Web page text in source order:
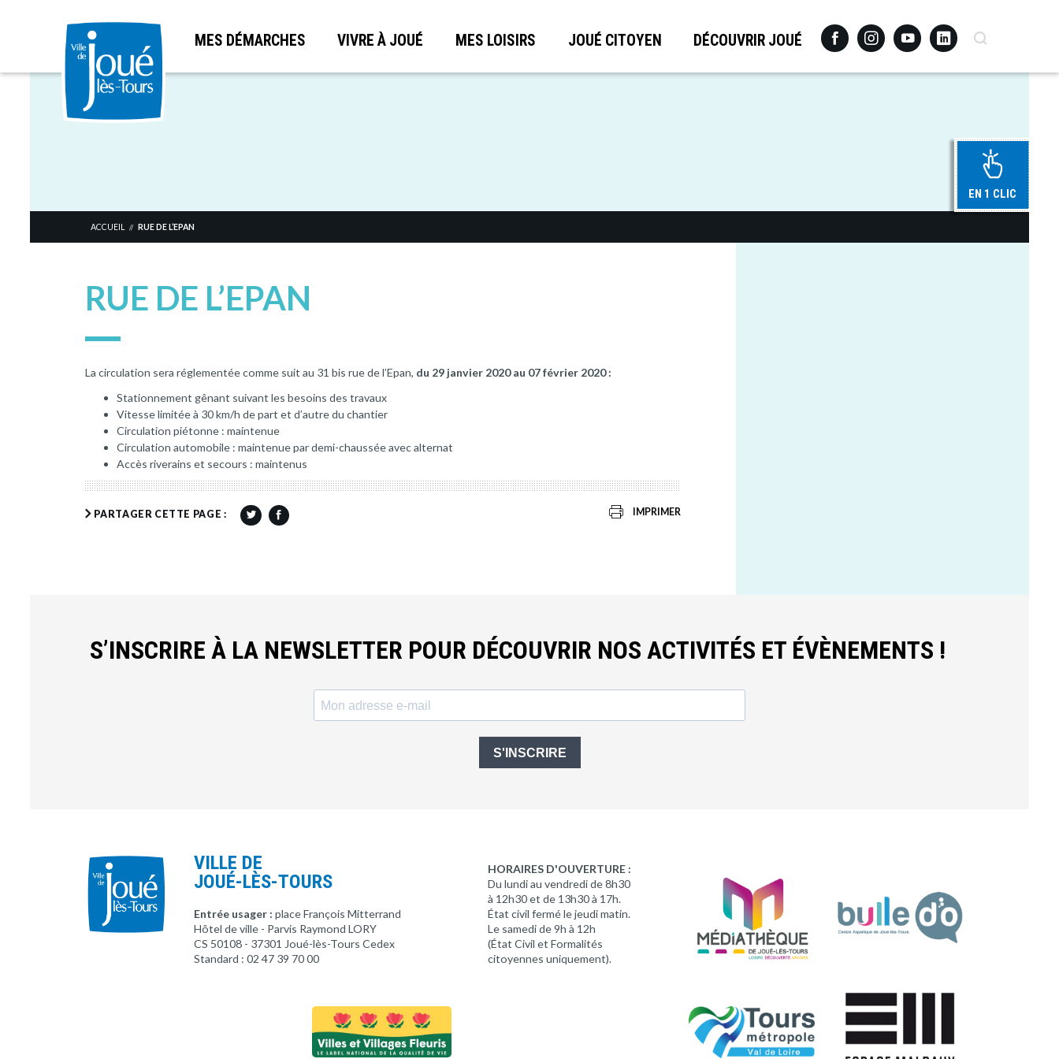
Aller
MES DÉMARCHES VIVRE À JOUÉ MES LOISIRS JOUÉ CITOYEN DÉCOUVRIR JOUÉ FacebookInstagramYoutubeLinkedinRecherche
EN 1 CLIC
ACCUEIL // RUE DE L’EPAN
RUE DE L’EPAN
La circulation sera réglementée comme suit au 31 bis rue de l’Epan, du 29 janvier 2020 au 07 février 2020 :
Stationnement gênant suivant les besoins des travaux
Vitesse limitée à 30 km/h de part et d’autre du chantier
Circulation piétonne : maintenue
Circulation automobile : maintenue par demi-chaussée avec alternat
Accès riverains et secours : maintenus
PARTAGER CETTE PAGE : IMPRIMER
S’INSCRIRE À LA NEWSLETTER POUR DÉCOUVRIR NOS ACTIVITÉS ET ÉVÈNEMENTS !
S'INSCRIRE
VILLE DE
JOUÉ-LÈS-TOURS
Entrée usager : place François Mitterrand
Hôtel de ville - Parvis Raymond LORY
CS 50108 - 37301 Joué-lès-Tours Cedex
Standard : 02 47 39 70 00
HORAIRES D'OUVERTURE :
Du lundi au vendredi de 8h30
à 12h30 et de 13h30 à 17h.
État civil fermé le jeudi matin.
Le samedi de 9h à 12h
(État Civil et Formalités
citoyennes uniquement).